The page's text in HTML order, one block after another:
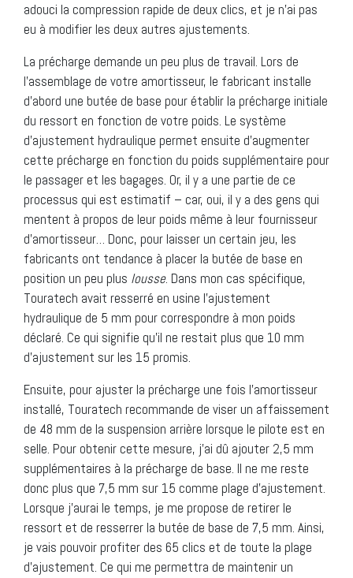
adouci la compression rapide de deux clics, et je n’ai pas
eu à modifier les deux autres ajustements.
La précharge demande un peu plus de travail. Lors de
l’assemblage de votre amortisseur, le fabricant installe
d’abord une butée de base pour établir la précharge initiale
du ressort en fonction de votre poids. Le système
d’ajustement hydraulique permet ensuite d’augmenter
cette précharge en fonction du poids supplémentaire pour
le passager et les bagages. Or, il y a une partie de ce
processus qui est estimatif – car, oui, il y a des gens qui
mentent à propos de leur poids même à leur fournisseur
d’amortisseur… Donc, pour laisser un certain jeu, les
fabricants ont tendance à placer la butée de base en
position un peu plus lousse. Dans mon cas spécifique,
Touratech avait resserré en usine l’ajustement
hydraulique de 5 mm pour correspondre à mon poids
déclaré. Ce qui signifie qu’il ne restait plus que 10 mm
d’ajustement sur les 15 promis.
Ensuite, pour ajuster la précharge une fois l’amortisseur
installé, Touratech recommande de viser un affaissement
de 48 mm de la suspension arrière lorsque le pilote est en
selle. Pour obtenir cette mesure, j’ai dû ajouter 2,5 mm
supplémentaires à la précharge de base. Il ne me reste
donc plus que 7,5 mm sur 15 comme plage d’ajustement.
Lorsque j’aurai le temps, je me propose de retirer le
ressort et de resserrer la butée de base de 7,5 mm. Ainsi,
je vais pouvoir profiter des 65 clics et de toute la plage
d’ajustement. Ce qui me permettra de maintenir un